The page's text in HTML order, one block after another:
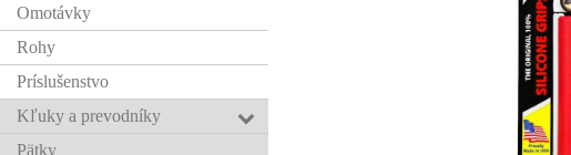
Omotávky
Rohy
Príslušenstvo
Kľuky a prevodníky
Pätky